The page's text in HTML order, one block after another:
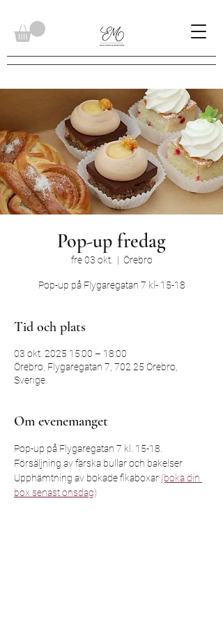
Pop-up fredag
fre 03 okt.
  |
Örebro
Pop-up på Flygaregatan 7 kl- 15-18
Tid och plats
03 okt. 2025 15:00 – 18:00
Örebro, Flygaregatan 7, 702 25 Örebro,
Sverige
Om evenemanget
Pop-up på Flygaregatan 7 kl. 15-18.
Försäljning av färska bullar och bakelser
Upphämtning av bokade fikaboxar (boka din
box senast onsdag)